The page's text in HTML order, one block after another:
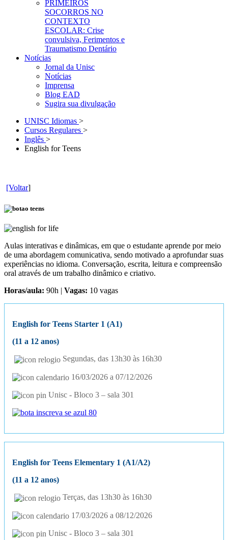
PRIMEIROS
SOCORROS NO
CONTEXTO
ESCOLAR: Crise
convulsiva, Ferimentos e
Traumatismo Dentário
Notícias
Jornal da Unisc
Notícias
Imprensa
Blog EAD
Sugira sua divulgação
UNISC Idiomas >
Cursos Regulares >
Inglês >
English for Teens
[Voltar]
Aulas interativas e dinâmicas, em que o estudante aprende por meio
de uma abordagem comunicativa, sendo motivado a aprofundar suas
experiências no idioma. Conversação, escrita, leitura e compreensão
oral através de um trabalho dinâmico e criativo.
Horas/aula: 90h | Vagas: 10 vagas
English for Teens Starter 1 (A1)
(11 a 12 anos)
Segundas, das 13h30 às 16h30
16/03/2026 a 07/12/2026
Unisc - Bloco 3 – sala 301
English for Teens Elementary 1 (A1/A2)
(11 a 12 anos)
Terças, das 13h30 às 16h30
17/03/2026 a 08/12/2026
Unisc - Bloco 3 – sala 301